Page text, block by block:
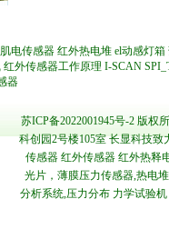
电传感器 红外热电堆 el动感灯箱
红外传感器工作原理 I-SCAN
器
苏ICP备2022001945号-2 版权
科创园2号楼105室 长显科技
传感器 红外传感器 红外热释
光片，薄膜压力传感器,热电
分析系统,压力分布 力学试验